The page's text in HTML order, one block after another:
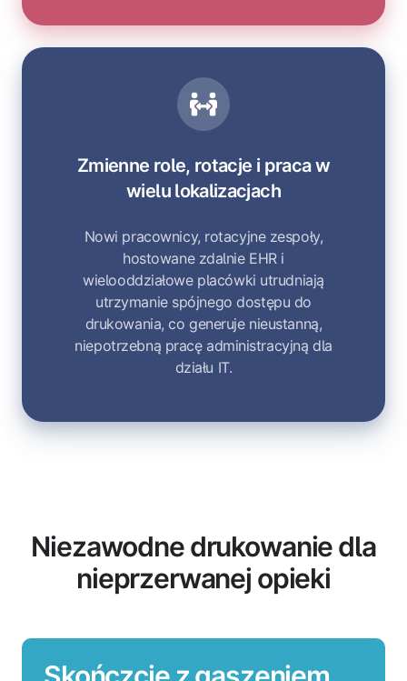
Zmienne role, rotacje i praca w
wielu lokalizacjach
Nowi pracownicy, rotacyjne zespoły,
hostowane zdalnie EHR i
wielooddziałowe placówki utrudniają
utrzymanie spójnego dostępu do
drukowania, co generuje nieustanną,
niepotrzebną pracę administracyjną dla
działu IT.
Niezawodne drukowanie dla
nieprzerwanej opieki